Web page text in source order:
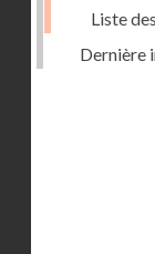
Liste
Dernière